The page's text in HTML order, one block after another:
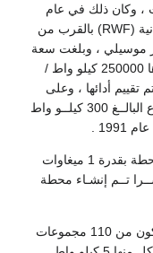
، وكان ذلك في عام
1988 من قِبل أكبر شركة توزيع كهربائية ألمانية (RWF) بالقرب من
موسيلي ، وبلغت سعة
المحطة 340 كيلو واط وبطاقة سنوية مقدارها 250000 كيلو واط /
أدائها ، وعلى
ضوء ذلك تم تصميم الجزء الثاني من المشروع البالــغ 300 كيلــو واط
.
كما شاركت شركة (RWF) أيضاً في تشييد محطة بقدرة 1 ميغاوات
تــم إنشـاء محطة
وبلغت تكاليف المحطة 3.8 مليون جنيه ، وتتكون من 110 مجموعات